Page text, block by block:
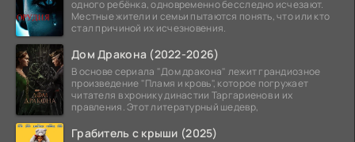
одного ребёнка, одновременно бесследно исчезают.
Местные жители и семьи пытаются понять, что или кто
стал причиной их исчезновения.
Дом Дракона (2022-2026)
В основе сериала "Дом дракона" лежит грандиозное
произведение "Пламя и кровь", которое погружает
читателя в хронику династии Таргариенов и их
правления. Этот литературный шедевр,
Грабитель с крыши (2025)